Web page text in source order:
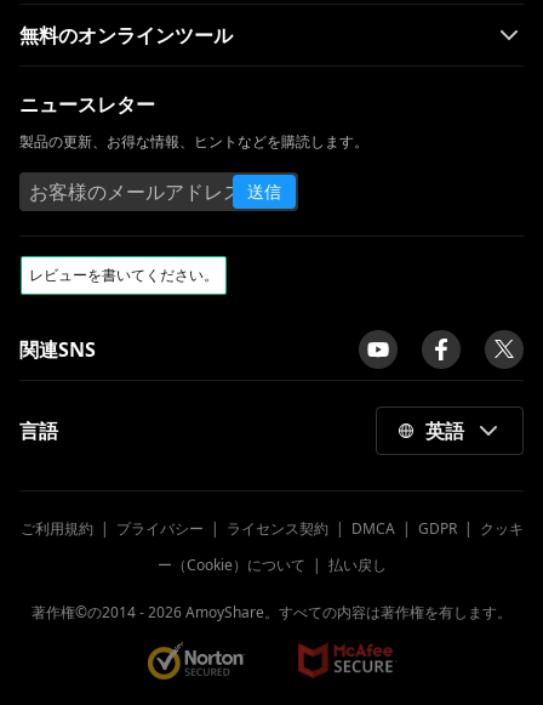
無料のオンラインツール
ニュースレター
製品の更新、お得な情報、ヒントなどを購読します。
送信
関連SNS
言語 英語
ご利用規約 | プライバシー | ライセンス契約 | DMCA| GDPR| クッキ
ー（Cookie）について | 払い戻し
著作権©の2014 -2026AmoyShare。すべての内容は著作権を有します。